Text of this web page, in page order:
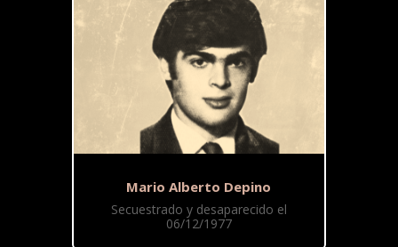
Mario Alberto Depino
Secuestrado y desaparecido el
06/12/1977